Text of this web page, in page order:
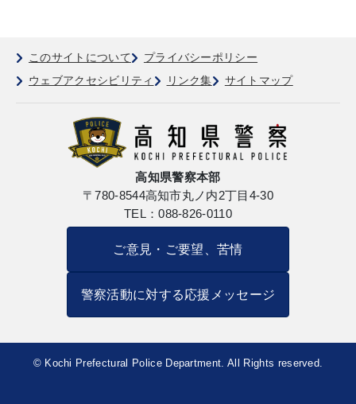
このサイトについて
プライバシーポリシー
ウェブアクセシビリティ
リンク集 サイトマップ
高知県警察本部
〒780-8544高知市丸ノ内2丁目4-30
TEL：088-826-0110
ご意見・ご要望、苦情
警察活動に対する応援メッセージ
© Kochi Prefectural Police Department. All Rights reserved.